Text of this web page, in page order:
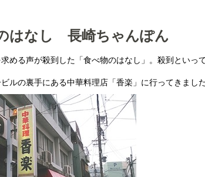
はなし 長崎ちゃんぽん
める声が殺到した「食べ物のはなし」。殺到といっ
ルの裏手にある中華料理店「香楽」に行ってきました